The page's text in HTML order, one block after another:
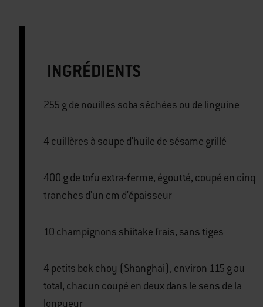
INGRÉDIENTS
255 g de nouilles soba séchées ou de linguine
4 cuillères à soupe d'huile de sésame grillé
400 g de tofu extra-ferme, égoutté, coupé en cinq
tranches d'un cm d'épaisseur
10 champignons shiitake frais, sans tiges
4 petits bok choy (Shanghai), environ 115 g au
total, chacun coupé en deux dans le sens de la
longueur